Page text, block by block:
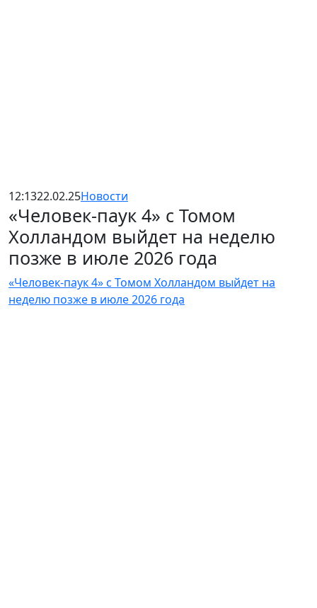
12:1322.02.25Новости
«Человек-паук 4» с Томом
Холландом выйдет на неделю
позже в июле 2026 года
«Человек-паук 4» с Томом Холландом выйдет на
неделю позже в июле 2026 года